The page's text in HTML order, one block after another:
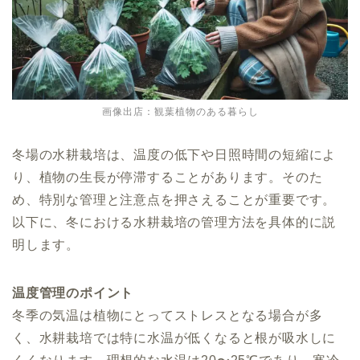
画像出店：観葉植物のある暮らし
冬場の水耕栽培は、温度の低下や日照時間の短縮によ
り、植物の生長が停滞することがあります。そのた
め、特別な管理と注意点を押さえることが重要です。
以下に、冬における水耕栽培の管理方法を具体的に説
明します。
温度管理のポイント
冬季の気温は植物にとってストレスとなる場合が多
く、水耕栽培では特に水温が低くなると根が吸水しに